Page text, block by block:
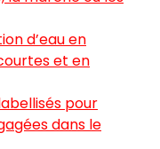
d’eau en
et en
pour
dans le